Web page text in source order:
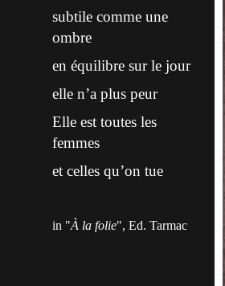
subtile comme une
ombre
en équilibre sur le jour
elle n’a plus peur
Elle est toutes les
femmes
et celles qu’on tue
in "À la folie", Ed. Tarmac